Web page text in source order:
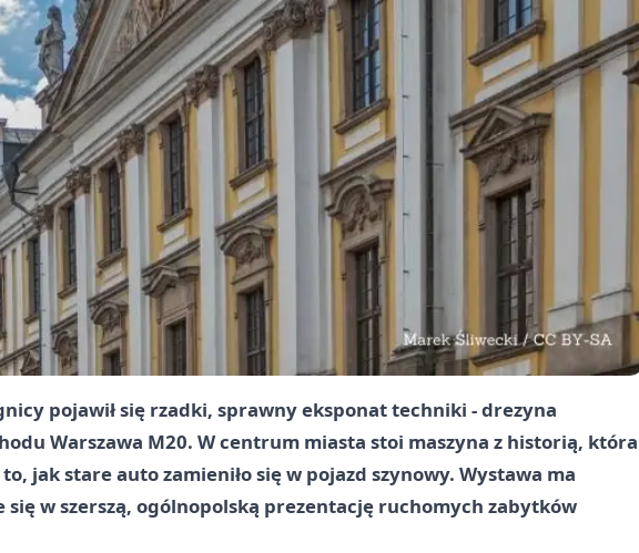
pojawił się rzadki, sprawny eksponat techniki - drezyna
Warszawa M20. W centrum miasta stoi maszyna z historią, która
jak stare auto zamieniło się w pojazd szynowy. Wystawa ma
w szerszą, ogólnopolską prezentację ruchomych zabytków